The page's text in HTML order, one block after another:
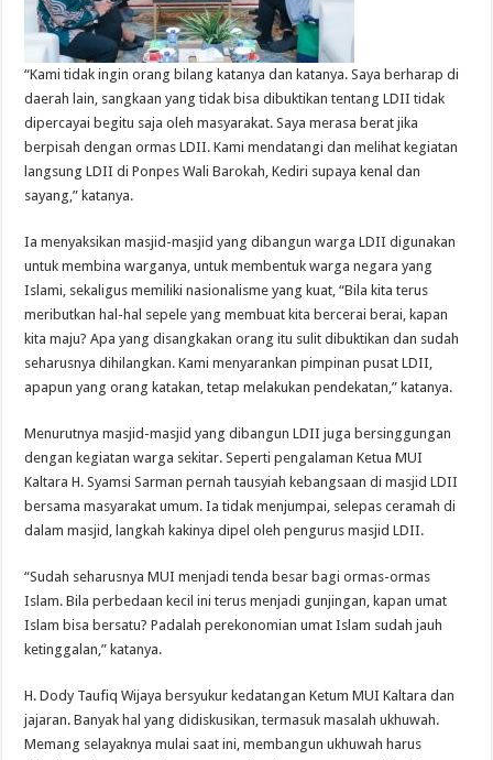
“Kami tidak ingin orang bilang katanya dan katanya. Saya berharap di
daerah lain, sangkaan yang tidak bisa dibuktikan tentang LDII tidak
dipercayai begitu saja oleh masyarakat. Saya merasa berat jika
berpisah dengan ormas LDII. Kami mendatangi dan melihat kegiatan
langsung LDII di Ponpes Wali Barokah, Kediri supaya kenal dan
sayang,” katanya.
Ia menyaksikan masjid-masjid yang dibangun warga LDII digunakan
untuk membina warganya, untuk membentuk warga negara yang
Islami, sekaligus memiliki nasionalisme yang kuat, “Bila kita terus
meributkan hal-hal sepele yang membuat kita bercerai berai, kapan
kita maju? Apa yang disangkakan orang itu sulit dibuktikan dan sudah
seharusnya dihilangkan. Kami menyarankan pimpinan pusat LDII,
apapun yang orang katakan, tetap melakukan pendekatan,” katanya.
Menurutnya masjid-masjid yang dibangun LDII juga bersinggungan
dengan kegiatan warga sekitar. Seperti pengalaman Ketua MUI
Kaltara H. Syamsi Sarman pernah tausyiah kebangsaan di masjid LDII
bersama masyarakat umum. Ia tidak menjumpai, selepas ceramah di
dalam masjid, langkah kakinya dipel oleh pengurus masjid LDII.
“Sudah seharusnya MUI menjadi tenda besar bagi ormas-ormas
Islam. Bila perbedaan kecil ini terus menjadi gunjingan, kapan umat
Islam bisa bersatu? Padalah perekonomian umat Islam sudah jauh
ketinggalan,” katanya.
H. Dody Taufiq Wijaya bersyukur kedatangan Ketum MUI Kaltara dan
jajaran. Banyak hal yang didiskusikan, termasuk masalah ukhuwah.
Memang selayaknya mulai saat ini, membangun ukhuwah harus